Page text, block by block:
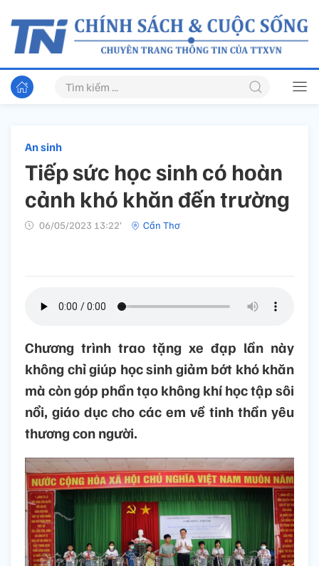
An sinh
Tiếp sức học sinh có hoàn
cảnh khó khăn đến trường
06/05/2023 13:22’ Cần Thơ
Chương trình trao tặng xe đạp lần này
không chỉ giúp học sinh giảm bớt khó khăn
mà còn góp phần tạo không khí học tập sôi
nổi, giáo dục cho các em về tinh thần yêu
thương con người.